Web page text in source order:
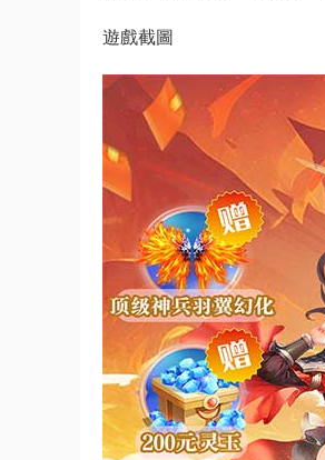
遊戲截圖